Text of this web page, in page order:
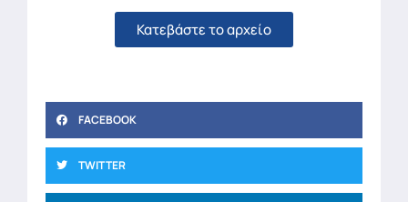
Κατεβάστε το αρχείο
FACEBOOK
TWITTER